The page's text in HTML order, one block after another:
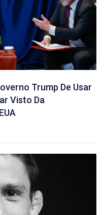
Trump De Usar
Visto Da